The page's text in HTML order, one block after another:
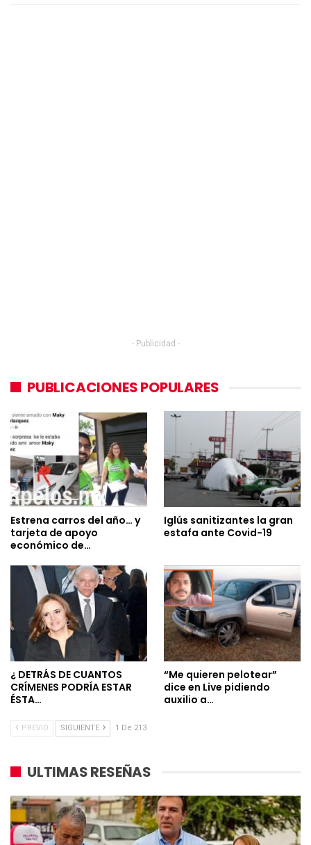
- Publicidad -
PUBLICACIONES POPULARES
Estrena carros del año… y
tarjeta de apoyo
económico de…
Iglús sanitizantes la gran
estafa ante Covid-19
¿ DETRÁS DE CUANTOS
CRÍMENES PODRÍA ESTAR
ÉSTA…
“Me quieren pelotear”
dice en Live pidiendo
auxilio a…
PREVIO SIGUIENTE 1 De 213
ULTIMAS RESEÑAS